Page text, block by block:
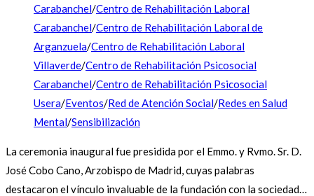
Carabanchel/Centro de Rehabilitación Laboral
Carabanchel/Centro de Rehabilitación Laboral de
Arganzuela/Centro de Rehabilitación Laboral
Villaverde/Centro de Rehabilitación Psicosocial
Carabanchel/Centro de Rehabilitación Psicosocial
Usera/Eventos/Red de Atención Social/Redes en Salud
Mental/Sensibilización
La ceremonia inaugural fue presidida por el Emmo. y Rvmo. Sr. D.
José Cobo Cano, Arzobispo de Madrid, cuyas palabras
destacaron el vínculo invaluable de la fundación con la sociedad…